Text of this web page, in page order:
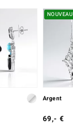
NOUVEAU
Argent
69,- €